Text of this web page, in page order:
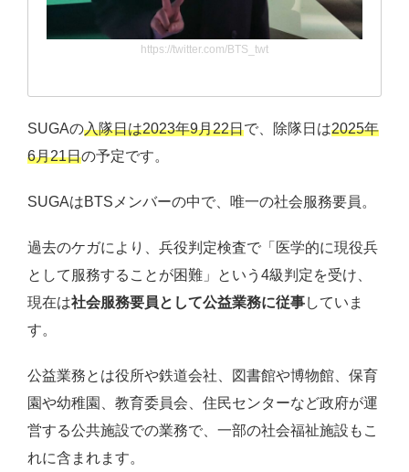
https://twitter.com/BTS_twt
SUGAの入隊日は2023年9月22日で、除隊日は2025年
6月21日の予定です。
SUGAはBTSメンバーの中で、唯一の社会服務要員。
過去のケガにより、兵役判定検査で「医学的に現役兵
として服務することが困難」という4級判定を受け、
現在は社会服務要員として公益業務に従事していま
す。
公益業務とは役所や鉄道会社、図書館や博物館、保育
園や幼稚園、教育委員会、住民センターなど政府が運
営する公共施設での業務で、一部の社会福祉施設もこ
れに含まれます。